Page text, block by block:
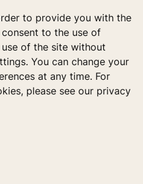
to provide you with the
to the use of
of the site without
You can change your
at any time. For
please see our privacy
) 555 รสา วัน (อาคารบี)
วงจตุจักร เขตจตุจักร